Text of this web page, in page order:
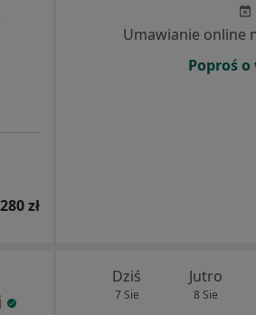
280 zł
Umawianie online
Poproś
Dziś
7 Sie
Jutro
8 Sie